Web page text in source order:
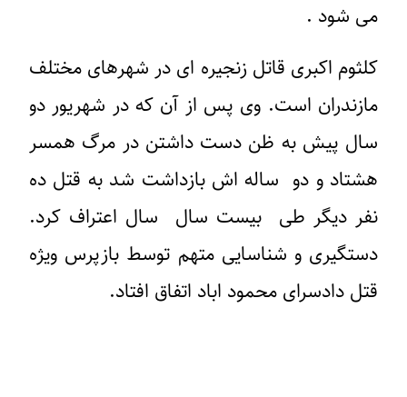
می شود .
کلثوم اکبری قاتل زنجیره ای در شهرهای مختلف
مازندران است. وی پس از آن که در شهریور دو
سال پیش به ظن دست داشتن در مرگ همسر
هشتاد و دو ساله اش بازداشت شد به قتل ده
نفر دیگر طی بیست سال سال اعتراف کرد.
دستگیری و شناسایی متهم توسط بازپرس ویژه
قتل دادسرای محمود اباد اتفاق افتاد.